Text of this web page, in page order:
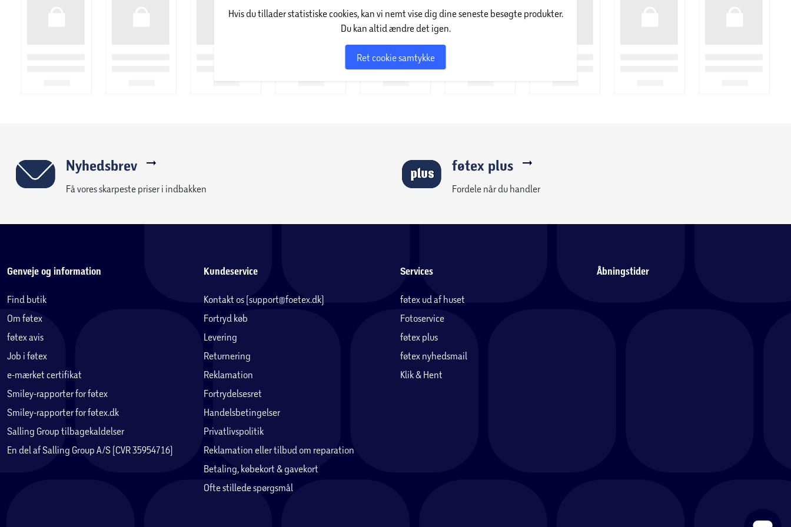
Hvis du tillader statistiske cookies, kan vi nemt vise dig dine seneste besøgte produkter.
Du kan altid ændre det igen.
Ret cookie samtykke
Nyhedsbrev
Få vores skarpeste priser i indbakken
føtex plus
Fordele når du handler
Genveje og information
Find butik
Om føtex
føtex avis
Job i føtex
e-mærket certifikat
Smiley-rapporter for føtex
Smiley-rapporter for føtex.dk
Salling Group tilbagekaldelser
En del af Salling Group A/S (CVR 35954716)
Kundeservice
Kontakt os (support@foetex.dk)
Fortryd køb
Levering
Returnering
Reklamation
Fortrydelsesret
Handelsbetingelser
Privatlivspolitik
Reklamation eller tilbud om reparation
Betaling, købekort & gavekort
Ofte stillede spørgsmål
Services
føtex ud af huset
Fotoservice
føtex plus
føtex nyhedsmail
Klik & Hent
Åbningstider